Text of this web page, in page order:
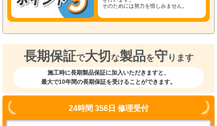
そのためには努力を惜しみません。
長期保証で大切 な製品を守 ります
施工時に長期製品保証に加入いただきますと、
最大で10年間の長期保証を受けることができます。
24時間 356日 修理受付